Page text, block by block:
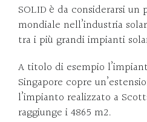
SOLID è da considerarsi un
mondiale nell’industria
tra i più grandi impianti
A titolo di esempio
Singapore copre
l’impianto realizzato a
raggiunge i 4865 m2.